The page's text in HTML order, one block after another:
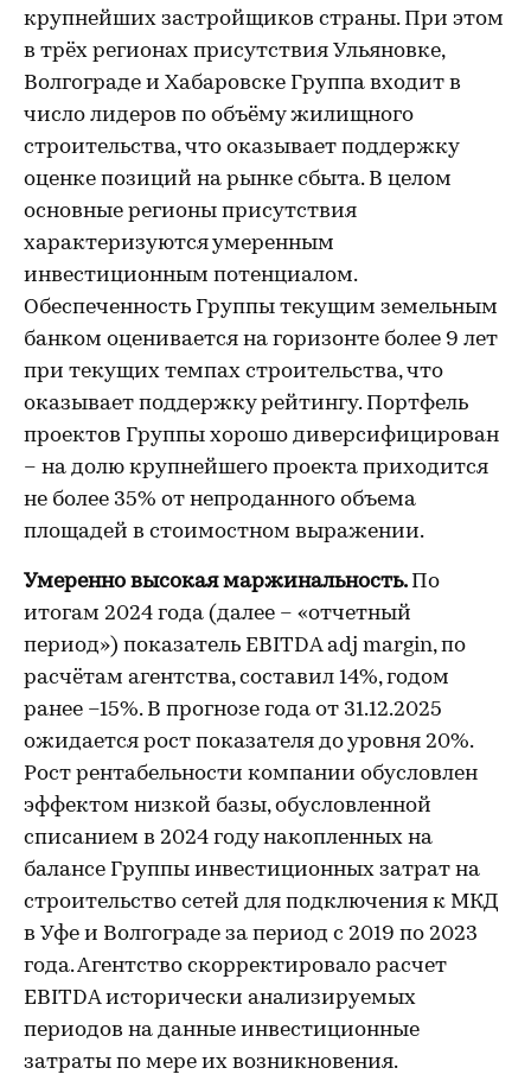
крупнейших застройщиков страны. При этом
в трёх регионах присутствия Ульяновке,
Волгограде и Хабаровске Группа входит в
число лидеров по объёму жилищного
строительства, что оказывает поддержку
оценке позиций на рынке сбыта. В целом
основные регионы присутствия
характеризуются умеренным
инвестиционным потенциалом.
Обеспеченность Группы текущим земельным
банком оценивается на горизонте более 9 лет
при текущих темпах строительства, что
оказывает поддержку рейтингу. Портфель
проектов Группы хорошо диверсифицирован
– на долю крупнейшего проекта приходится
не более 35% от непроданного объема
площадей в стоимостном выражении.
Умеренно высокая маржинальность. По
итогам 2024 года (далее – «отчетный
период») показатель EBITDA adj margin, по
расчётам агентства, составил 14%, годом
ранее –15%. В прогнозе года от 31.12.2025
ожидается рост показателя до уровня 20%.
Рост рентабельности компании обусловлен
эффектом низкой базы, обусловленной
списанием в 2024 году накопленных на
балансе Группы инвестиционных затрат на
строительство сетей для подключения к МКД
в Уфе и Волгограде за период с 2019 по 2023
года. Агентство скорректировало расчет
EBITDA исторически анализируемых
периодов на данные инвестиционные
затраты по мере их возникновения.